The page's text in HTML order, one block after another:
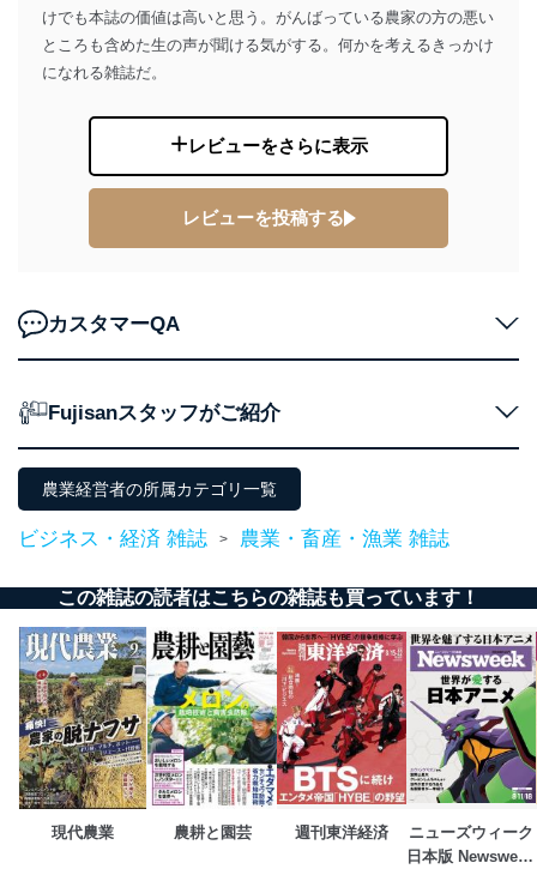
けでも本誌の価値は高いと思う。がんばっている農家の方の悪い
ところも含めた生の声が聞ける気がする。何かを考えるきっかけ
になれる雑誌だ。
レビューをさらに表示
レビューを投稿する
カスタマーQA
Fujisanスタッフがご紹介
農業経営者の所属カテゴリ一覧
ビジネス・経済 雑誌 > 農業・畜産・漁業 雑誌
この雑誌の読者はこちらの雑誌も買っています！
現代農業 農耕と園芸 週刊東洋経済
ニューズウィーク
日本版 Newsweek